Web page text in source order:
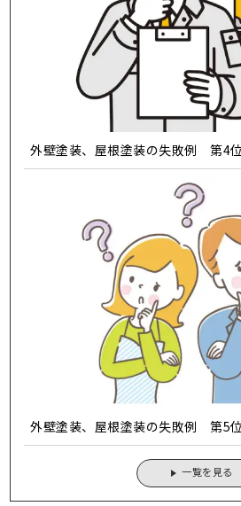
外壁塗装、屋根塗装の失敗例 第4
外壁塗装、屋根塗装の失敗例 第5
一覧を見る